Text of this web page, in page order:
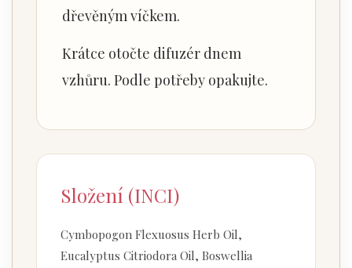
dřevěným víčkem.
Krátce otočte difuzér dnem
vzhůru. Podle potřeby opakujte.
Složení (INCI)
Cymbopogon Flexuosus Herb Oil,
Eucalyptus Citriodora Oil, Boswellia